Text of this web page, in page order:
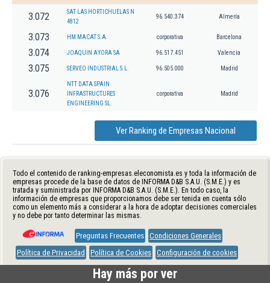
3.072
SAT LAS HORTICHUELAS N
4812
96.540.374 Almería
3.073 HM MACAT S.A. corporativa Barcelona
3.074 JOAQUIN AYORA SA 96.517.451 Valencia
3.075 SERVEO INDUSTRIAL S.L. 96.505.000 Madrid
3.076
NTT DATA SPAIN
INFRASTRUCTURES
ENGINEERING SL.
corporativa Madrid
Ver Ranking de Empresas Nacional
Todo el contenido de ranking-empresas.eleconomista.es y toda la información de
empresas procede de la base de datos de INFORMA D&B S.A.U. (S.M.E.) y es
tratada y suministrada por INFORMA D&B S.A.U. (S.M.E.). En todo caso, la
información de empresas que proporcionamos debe ser tenida en cuenta sólo
como un elemento más a considerar a la hora de adoptar decisiones comerciales
y no debe por tanto determinar las mismas.
Preguntas Frecuentes Condiciones Generales
Política de Privacidad
Política de Cookies Configuración de cookies
Hay más por ver